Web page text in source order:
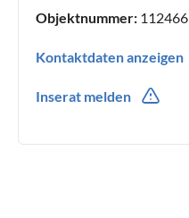
Objektnummer: 112466
Kontaktdaten anzeigen
Inserat melden